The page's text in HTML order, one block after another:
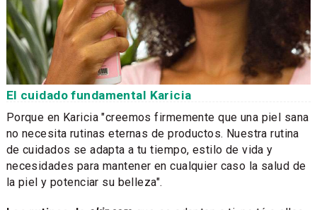
El cuidado fundamental Karicia
Porque en Karicia "creemos firmemente que una piel sana
no necesita rutinas eternas de productos. Nuestra rutina
de cuidados se adapta a tu tiempo, estilo de vida y
necesidades para mantener en cualquier caso la salud de
la piel y potenciar su belleza".